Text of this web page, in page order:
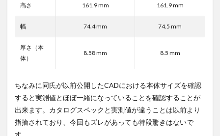
高さ 161.9 mm 161.9 mm
幅 74.4 mm 74.5 mm
厚さ（本
体）
8.58 mm 8.5 mm
ちなみに同氏が以前公開したCADにおける本体サイズを確認
すると実測値とほぼ一緒になっていることを確認することが
出来ます。カタログスペックと実測値が違うことは以前より
指摘されており、今回もズレがあっても特段驚きはないで